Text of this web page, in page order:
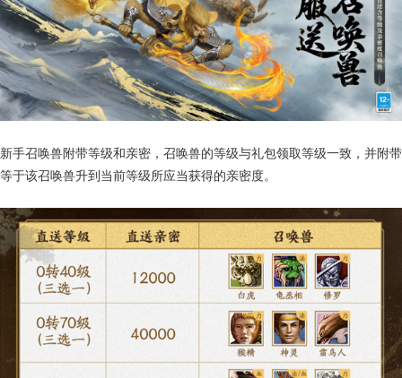
新手召唤兽附带等级和亲密，召唤兽的等级与礼包领取等级一致，并附带
等于该召唤兽升到当前等级所应当获得的亲密度。